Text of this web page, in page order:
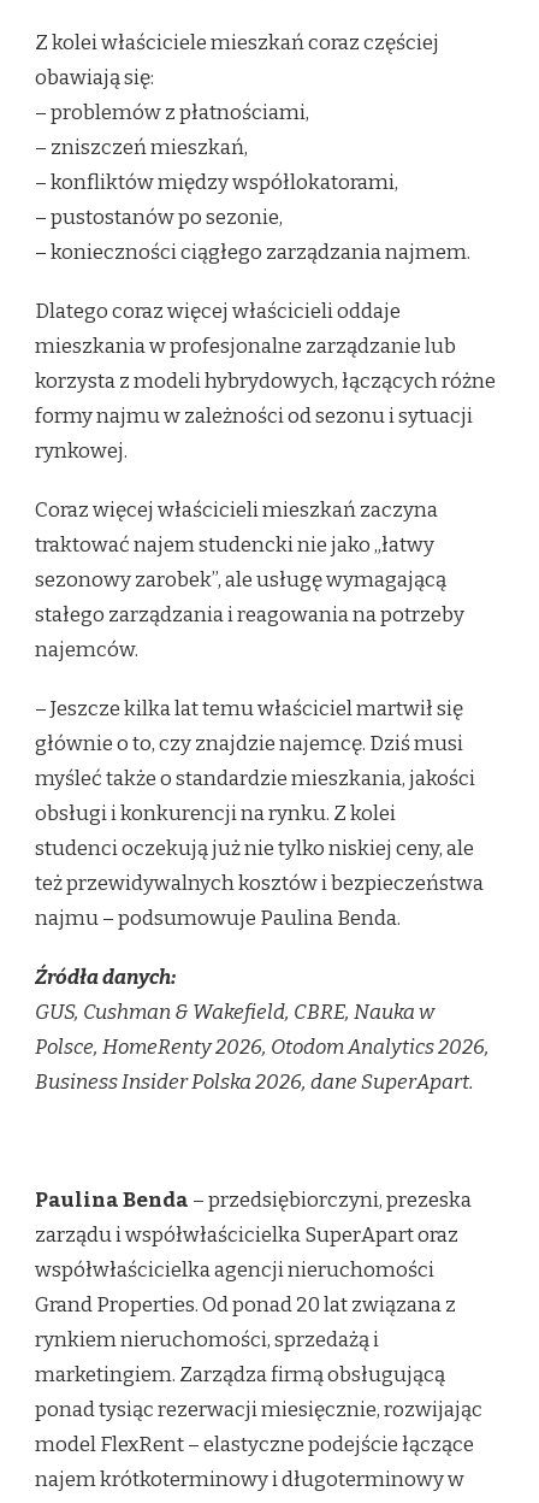
Z kolei właściciele mieszkań coraz częściej
obawiają się:
– problemów z płatnościami,
– zniszczeń mieszkań,
– konfliktów między współlokatorami,
– pustostanów po sezonie,
– konieczności ciągłego zarządzania najmem.
Dlatego coraz więcej właścicieli oddaje
mieszkania w profesjonalne zarządzanie lub
korzysta z modeli hybrydowych, łączących różne
formy najmu w zależności od sezonu i sytuacji
rynkowej.
Coraz więcej właścicieli mieszkań zaczyna
traktować najem studencki nie jako „łatwy
sezonowy zarobek”, ale usługę wymagającą
stałego zarządzania i reagowania na potrzeby
najemców.
– Jeszcze kilka lat temu właściciel martwił się
głównie o to, czy znajdzie najemcę. Dziś musi
myśleć także o standardzie mieszkania, jakości
obsługi i konkurencji na rynku. Z kolei
studenci oczekują już nie tylko niskiej ceny, ale
też przewidywalnych kosztów i bezpieczeństwa
najmu – podsumowuje Paulina Benda.
Źródła danych:
GUS, Cushman & Wakefield, CBRE, Nauka w
Polsce, HomeRenty 2026, Otodom Analytics 2026,
Business Insider Polska 2026, dane SuperApart.
Paulina Benda – przedsiębiorczyni, prezeska
zarządu i współwłaścicielka SuperApart oraz
współwłaścicielka agencji nieruchomości
Grand Properties. Od ponad 20 lat związana z
rynkiem nieruchomości, sprzedażą i
marketingiem. Zarządza firmą obsługującą
ponad tysiąc rezerwacji miesięcznie, rozwijając
model FlexRent – elastyczne podejście łączące
najem krótkoterminowy i długoterminowy w